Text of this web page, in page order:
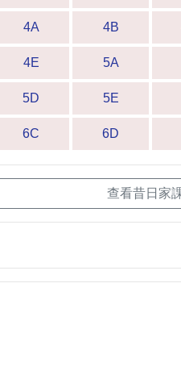
4A 4B
4E 5A
5D 5E
6C 6D
查看昔日家